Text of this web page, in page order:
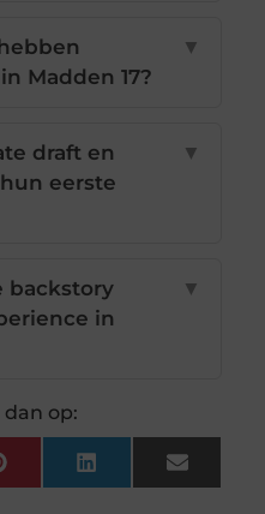
Madden 17?
▼
draft en
eerste
▼
backstory
in
▼
op:
PinterestLinkedInEmail